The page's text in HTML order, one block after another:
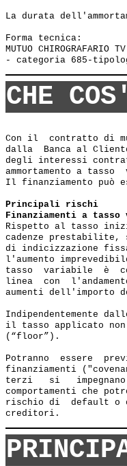
La durata
Forma tecnica:
MUTUO CHIROGRAFARIO TV
CHE
Con il  contratto di
dalla  Banca al
degli interessi
ammortamento a
Il finanziamento può
Principali rischi
Finanziamenti a
Rispetto al tasso
cadenze prestabilite,
di indicizzazione
l'aumento
tasso  variabile  è
linea  con
aumenti dell'importo
Indipendentemente
il tasso applicato
(“floor”).
Potranno  essere
finanziamenti
terzi   si
comportamenti che
rischio di  default o